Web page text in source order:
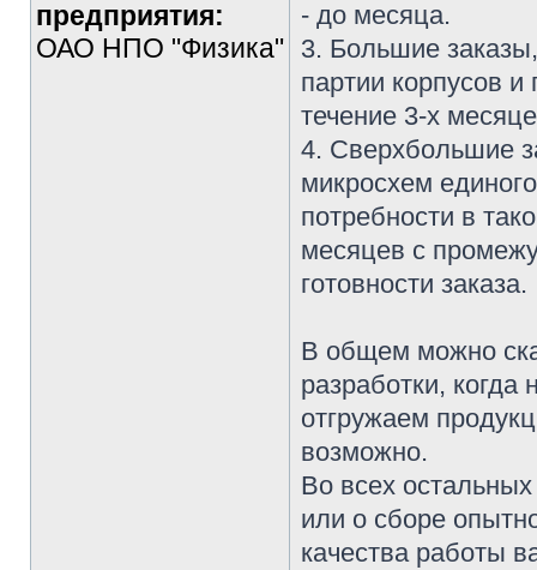
предприятия:
ОАО НПО "Физика"
- до месяца.
3. Большие
партии корпусов
течение 3-х
4. Сверхбольшие
микросхем
потребности в
месяцев с
готовности заказа.
В общем можно
разработки,
отгружаем
возможно.
Во всех остальных
или о сборе
качества работы